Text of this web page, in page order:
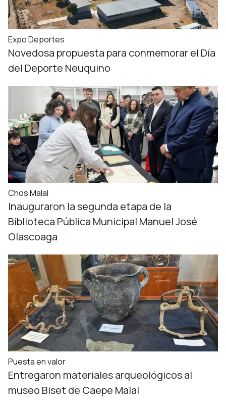
Expo Deportes
Novedosa propuesta para conmemorar el Día
del Deporte Neuquino
Chos Malal
Inauguraron la segunda etapa de la
Biblioteca Pública Municipal Manuel José
Olascoaga
Puesta en valor
Entregaron materiales arqueológicos al
museo Biset de Caepe Malal